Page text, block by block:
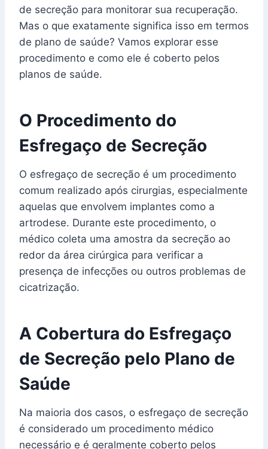
de secreção para monitorar sua recuperação.
Mas o que exatamente significa isso em termos
de plano de saúde? Vamos explorar esse
procedimento e como ele é coberto pelos
planos de saúde.
O Procedimento do
Esfregaço de Secreção
O esfregaço de secreção é um procedimento
comum realizado após cirurgias, especialmente
aquelas que envolvem implantes como a
artrodese. Durante este procedimento, o
médico coleta uma amostra da secreção ao
redor da área cirúrgica para verificar a
presença de infecções ou outros problemas de
cicatrização.
A Cobertura do Esfregaço
de Secreção pelo Plano de
Saúde
Na maioria dos casos, o esfregaço de secreção
é considerado um procedimento médico
necessário e é geralmente coberto pelos